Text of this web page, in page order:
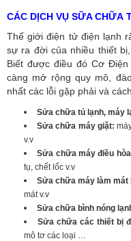
CÁC DỊCH VỤ SỮA CHỮA
Thế giới điện tử điện lạnh
sự ra đời của nhiều thiết
Biết được điều đó Cơ
càng mở rộng quy mô,
nhất các lỗi gặp phải và
Sửa chữa tủ lạnh, máy
Sửa chữa máy giặt:
v.v
Sửa chữa máy điều
tụ, chết lốc v.v
Sửa chữa máy làm mát
mát v.v
Sửa chữa bình nóng
Sửa chữa các thiết bị
mô tơ các loại …